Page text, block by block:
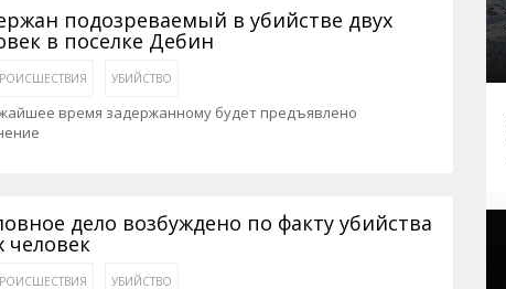
подозреваемый в убийстве двух
в поселке Дебин
УБИЙСТВО
время задержанному будет предъявлено
дело возбуждено по факту убийства
человек
УБИЙСТВО